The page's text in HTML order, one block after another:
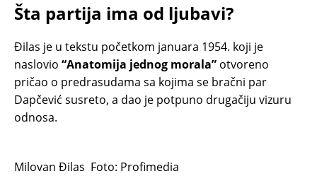
Šta partija ima od ljubavi?
Đilas je u tekstu početkom januara 1954. koji je
naslovio “Anatomija jednog morala” otvoreno
pričao o predrasudama sa kojima se bračni par
Dapčević susreto, a dao je potpuno drugačiju vizuru
odnosa.
Milovan Đilas Foto: Profimedia